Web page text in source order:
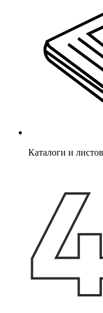
Каталоги и